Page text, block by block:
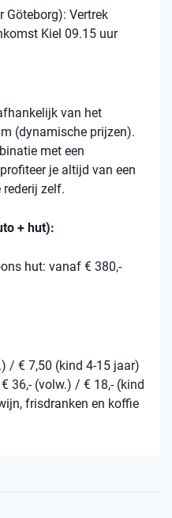
Göteborg): Vertrek
Kiel 09.15 uur
van het
(dynamische prijzen).
met een
je altijd van een
zelf.
+ hut):
hut: vanaf € 380,-
/ € 7,50 (kind 4-15 jaar)
36,- (volw.) / € 18,- (kind
frisdranken en koffie